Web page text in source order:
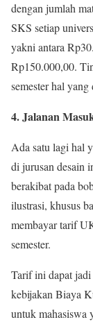
dengan jumlah
SKS setiap
yakni antara
Rp150.000,00.
semester hal
4. Jalanan
Ada satu lagi hal
di jurusan desain
berakibat pada
ilustrasi, khusus
membayar tarif
semester.
Tarif ini dapat
kebijakan Biaya
untuk mahasiswa